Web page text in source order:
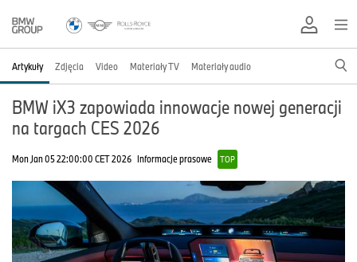
Artykuły Zdjęcia Video Materiały TV Materiały audio
BMW iX3 zapowiada innowacje nowej generacji
na targach CES 2026
Mon Jan 05 22:00:00 CET 2026 Informacje prasowe TOP